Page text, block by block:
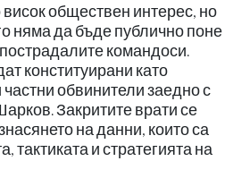
обществен интерес, но
няма да бъде публично поне
командоси.
конституирани като
обвинители заедно с
Закритите врати се
на данни, които са
тактиката и стратегията на